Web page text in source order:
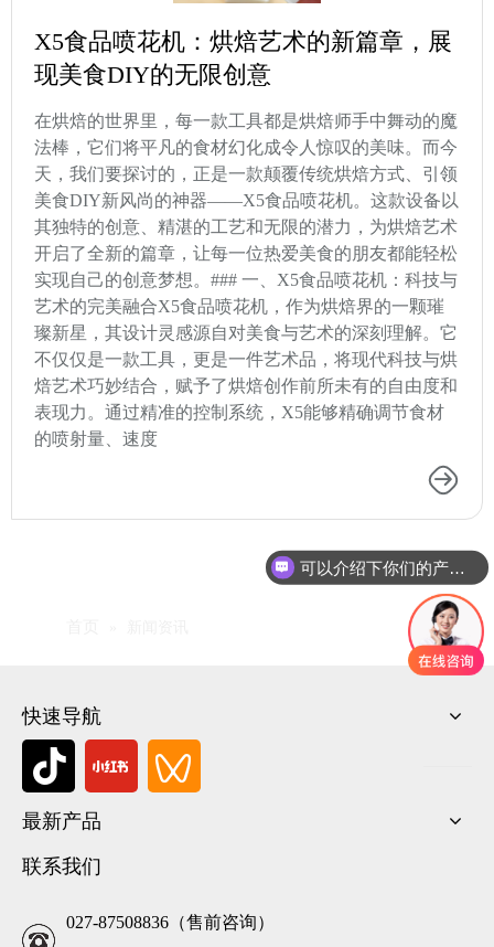
X5食品喷花机：烘焙艺术的新篇章，展
现美食DIY的无限创意
在烘焙的世界里，每一款工具都是烘焙师手中舞动的魔
法棒，它们将平凡的食材幻化成令人惊叹的美味。而今
天，我们要探讨的，正是一款颠覆传统烘焙方式、引领
美食DIY新风尚的神器——X5食品喷花机。这款设备以
其独特的创意、精湛的工艺和无限的潜力，为烘焙艺术
开启了全新的篇章，让每一位热爱美食的朋友都能轻松
实现自己的创意梦想。### 一、X5食品喷花机：科技与
艺术的完美融合X5食品喷花机，作为烘焙界的一颗璀
璨新星，其设计灵感源自对美食与艺术的深刻理解。它
不仅仅是一款工具，更是一件艺术品，将现代科技与烘
焙艺术巧妙结合，赋予了烘焙创作前所未有的自由度和
表现力。通过精准的控制系统，X5能够精确调节食材
的喷射量、速度
快速导航
最新产品
联系我们
027-87508836（售前咨询）
可以介绍下你们的产品么